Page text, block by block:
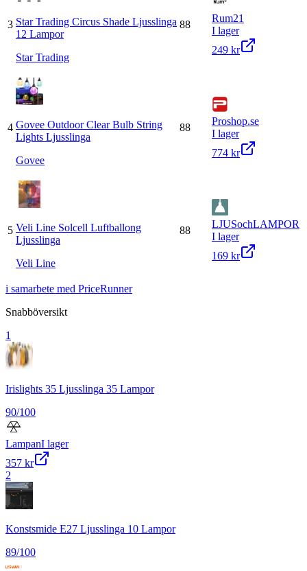
3 Star Trading Circus Shade Ljusslinga
12 Lampor
Star Trading
88
Rum21
I lager
249 kr
4 Govee Outdoor Clear Bulb String
Lights Ljusslinga
Govee
88
Proshop.se
I lager
774 kr
5 Veli Line Solcell Luftballong
Ljusslinga
Veli Line
88
LJUSochLAMPOR
I lager
169 kr
i samarbete med PriceRunner
Snabböversikt
1
Irislights 35 Ljusslinga 35 Lampor
90/100
LampanI lager
357 kr
2
Konstsmide E27 Ljusslinga 10 Lampor
89/100